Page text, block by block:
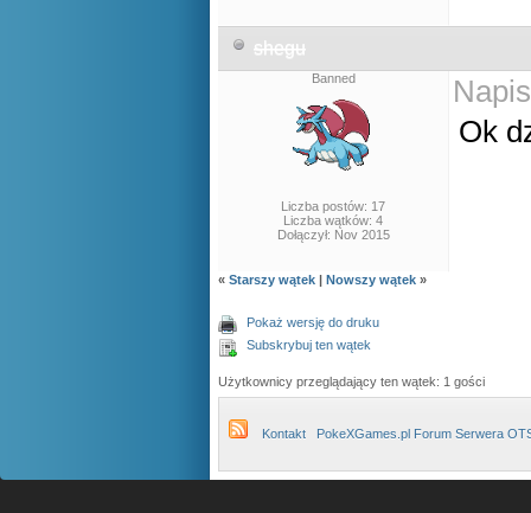
shegu
Banned
Liczba postów: 17
Liczba wątków: 4
Dołączył: Nov 2015
Ok
« Starszy wątek | Nowszy wątek »
Pokaż wersję do druku
Subskrybuj ten wątek
Użytkownicy przeglądający ten wątek: 1 gości
Kontakt PokeXGames.pl Forum Serwera